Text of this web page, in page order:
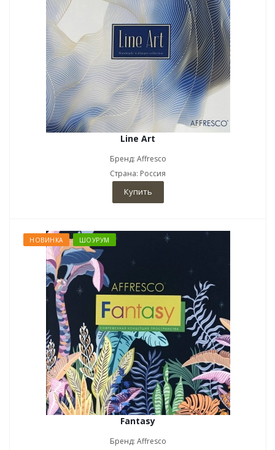
Line Art
Бренд: Affresco
Страна: Россия
Купить
НОВИНКА ШОУРУМ
Fantasy
Бренд: Affresco